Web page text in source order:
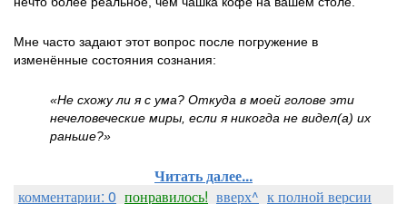
Мне часто задают этот вопрос после погружение в
изменённые состояния сознания:
«Не схожу ли я с ума? Откуда в моей голове эти
нечеловеческие миры, если я никогда не видел(а) их
раньше?»
Читать далее...
комментарии: 0 понравилось! вверх^ к полной версии